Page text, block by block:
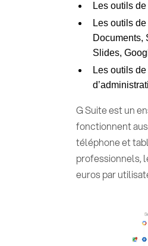
Les outils
Les outils
Documents,
Slides,
Les outils
G Suite est un
fonctionnent
téléphone et
professionnels,
euros par